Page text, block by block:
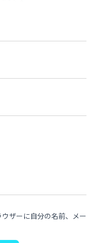
ザーに自分の名前、メー